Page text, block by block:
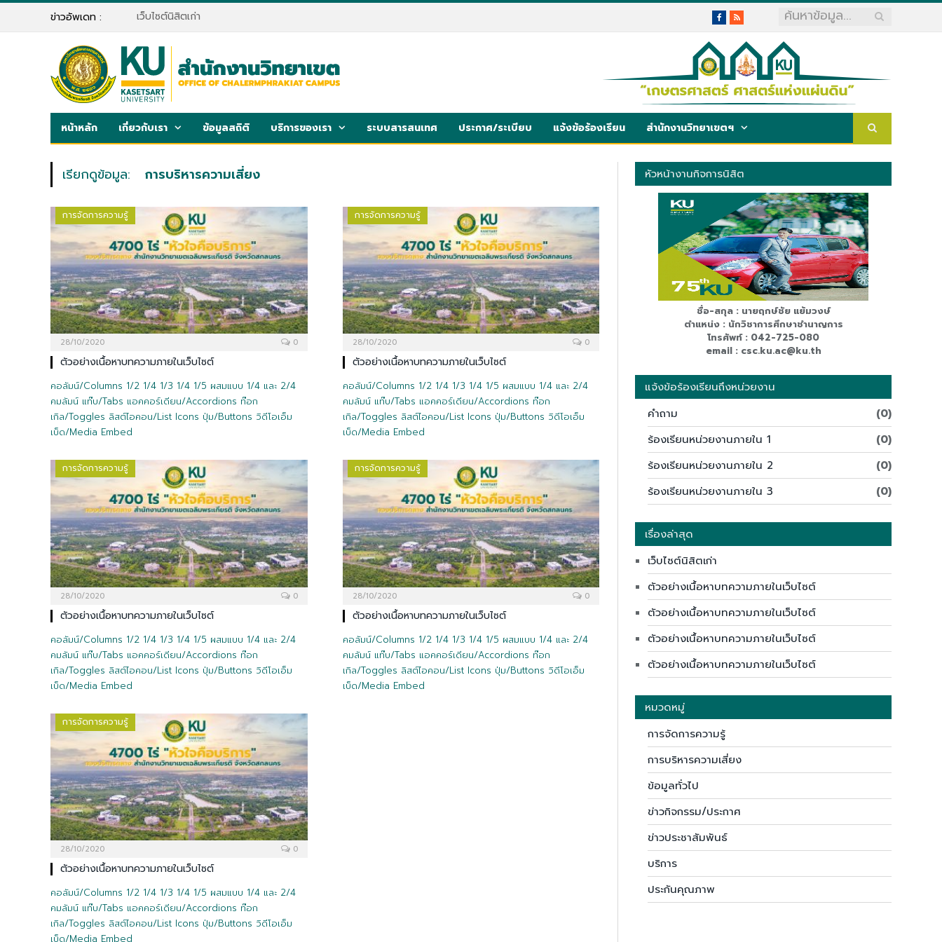
ข่าวอัพเดท : เว็บไซต์นิสิตเก่า Facebook
RSS
หน้าหลัก เกี่ยวกับเรา ข้อมูลสถิติ บริการของเรา ระบบสารสนเทศ ประกาศ/ระเบียบ แจ้งข้อร้องเรียน สำนักงานวิทยาเขตฯ
เรียกดูข้อมูล: การบริหารความเสี่ยง
การจัดการความรู้
28/10/2020 0
ตัวอย่างเนื้อหาบทความภายในเว็บไซต์
คอลัมน์/Columns 1/2 1/4 1/3 1/4 1/5 ผสมแบบ 1/4 และ 2/4
คมลัมน์ แท๊บ/Tabs แอคคอร์เดียน/Accordions ท๊อก
เกิล/Toggles ลิสต์ไอคอน/List Icons ปุ่ม/Buttons วิดีโอเอ็ม
เบ็ด/Media Embed
การจัดการความรู้
28/10/2020 0
ตัวอย่างเนื้อหาบทความภายในเว็บไซต์
คอลัมน์/Columns 1/2 1/4 1/3 1/4 1/5 ผสมแบบ 1/4 และ 2/4
คมลัมน์ แท๊บ/Tabs แอคคอร์เดียน/Accordions ท๊อก
เกิล/Toggles ลิสต์ไอคอน/List Icons ปุ่ม/Buttons วิดีโอเอ็ม
เบ็ด/Media Embed
การจัดการความรู้
28/10/2020 0
ตัวอย่างเนื้อหาบทความภายในเว็บไซต์
คอลัมน์/Columns 1/2 1/4 1/3 1/4 1/5 ผสมแบบ 1/4 และ 2/4
คมลัมน์ แท๊บ/Tabs แอคคอร์เดียน/Accordions ท๊อก
เกิล/Toggles ลิสต์ไอคอน/List Icons ปุ่ม/Buttons วิดีโอเอ็ม
เบ็ด/Media Embed
การจัดการความรู้
28/10/2020 0
ตัวอย่างเนื้อหาบทความภายในเว็บไซต์
คอลัมน์/Columns 1/2 1/4 1/3 1/4 1/5 ผสมแบบ 1/4 และ 2/4
คมลัมน์ แท๊บ/Tabs แอคคอร์เดียน/Accordions ท๊อก
เกิล/Toggles ลิสต์ไอคอน/List Icons ปุ่ม/Buttons วิดีโอเอ็ม
เบ็ด/Media Embed
การจัดการความรู้
28/10/2020 0
ตัวอย่างเนื้อหาบทความภายในเว็บไซต์
คอลัมน์/Columns 1/2 1/4 1/3 1/4 1/5 ผสมแบบ 1/4 และ 2/4
คมลัมน์ แท๊บ/Tabs แอคคอร์เดียน/Accordions ท๊อก
เกิล/Toggles ลิสต์ไอคอน/List Icons ปุ่ม/Buttons วิดีโอเอ็ม
เบ็ด/Media Embed
หัวหน้างานกิจการนิสิต
ชื่อ-สกุล : นายฤกษ์ชัย แย้มวงษ์
ตำแหน่ง : นักวิชาการศึกษาชำนาญการ
โทรศัพท์ : 042-725-080
email : csc.ku.ac@ku.th
แจ้งข้อร้องเรียนถึงหน่วยงาน
คำถาม
(0)
ร้องเรียนหน่วยงานภายใน 1
(0)
ร้องเรียนหน่วยงานภายใน 2
(0)
ร้องเรียนหน่วยงานภายใน 3
(0)
เรื่องล่าสุด
เว็บไซต์นิสิตเก่า
ตัวอย่างเนื้อหาบทความภายในเว็บไซต์
ตัวอย่างเนื้อหาบทความภายในเว็บไซต์
ตัวอย่างเนื้อหาบทความภายในเว็บไซต์
ตัวอย่างเนื้อหาบทความภายในเว็บไซต์
หมวดหมู่
การจัดการความรู้
การบริหารความเสี่ยง
ข้อมูลทั่วไป
ข่าวกิจกรรม/ประกาศ
ข่าวประชาสัมพันธ์
บริการ
ประกันคุณภาพ